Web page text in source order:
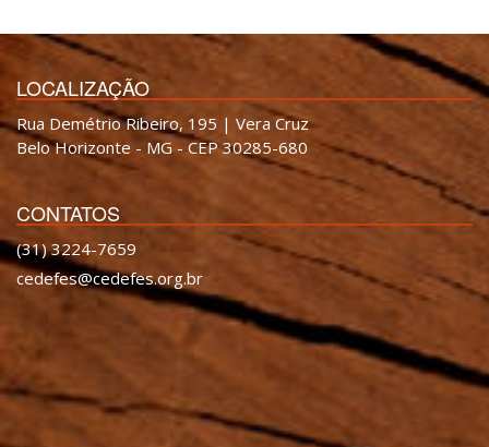
LOCALIZAÇÃO
Rua Demétrio Ribeiro, 195 | Vera Cruz
Belo Horizonte - MG - CEP 30285-680
CONTATOS
(31) 3224-7659
cedefes@cedefes.org.br